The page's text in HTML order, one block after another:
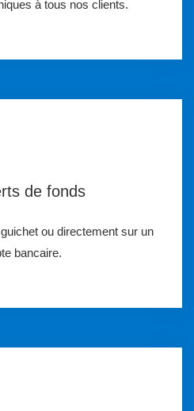
à tous nos clients.
de fonds
ou directement sur un
bancaire.